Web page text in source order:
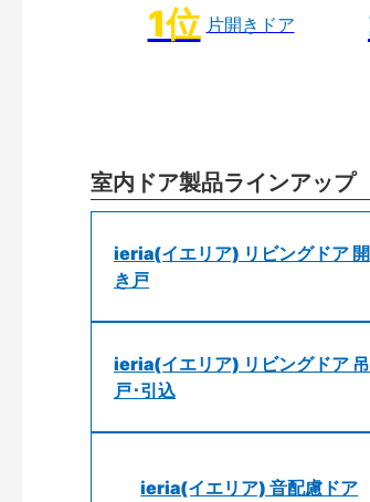
片開きドア
室内ドア製品ラインアップ
ieria(イエリア) リビングドア 開
き戸
ieria(イエリア) リビングドア 吊
戸･引込
ieria(イエリア) 音配慮ドア